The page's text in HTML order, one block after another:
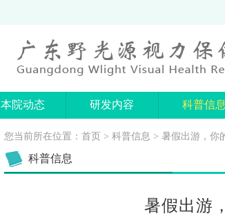
本院动态 研发内容 科普信息
您当前所在位置： 首页 > 科普信息 > 暑假出游，你
科普信息
暑假出游